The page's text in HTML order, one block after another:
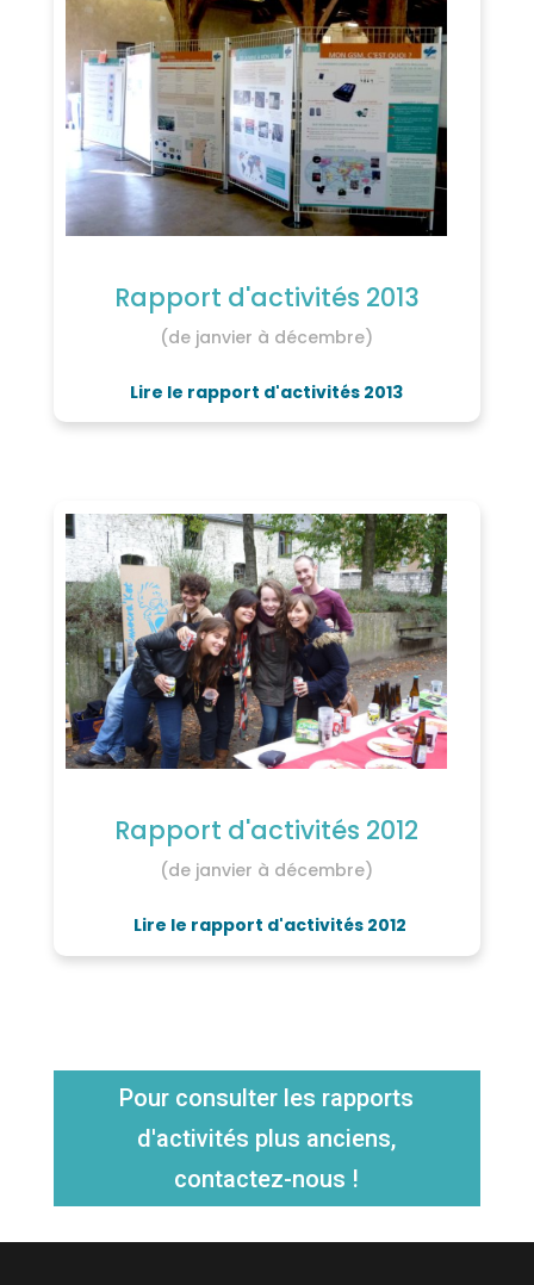
Rapport d'activités 2013
(de janvier à décembre)
Lire le rapport d'activités 2013
Rapport d'activités 2012
(de janvier à décembre)
Lire le rapport d'activités 2012
Pour consulter les rapports
d'activités plus anciens,
contactez-nous !